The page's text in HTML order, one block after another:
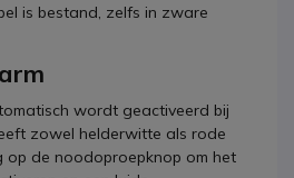
is bestand, zelfs in zware
wordt geactiveerd bij
zowel helderwitte als rode
op de noodoproepknop om het